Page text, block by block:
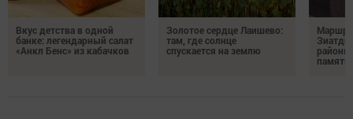
Вкус детства в одной
банке: легендарный салат
«Анкл Бенс» из кабачков
Золотое сердце Лаишево:
там, где солнце
спускается на землю
районы
память